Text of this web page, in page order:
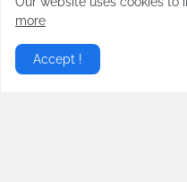
more
Accept !